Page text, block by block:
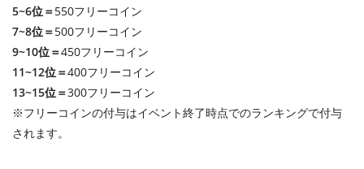
5~6位＝550フリーコイン
7~8位＝500フリーコイン
9~10位＝450フリーコイン
11~12位＝400フリーコイン
13~15位＝300フリーコイン
※フリーコインの付与はイベント終了時点でのランキングで付与
されます。